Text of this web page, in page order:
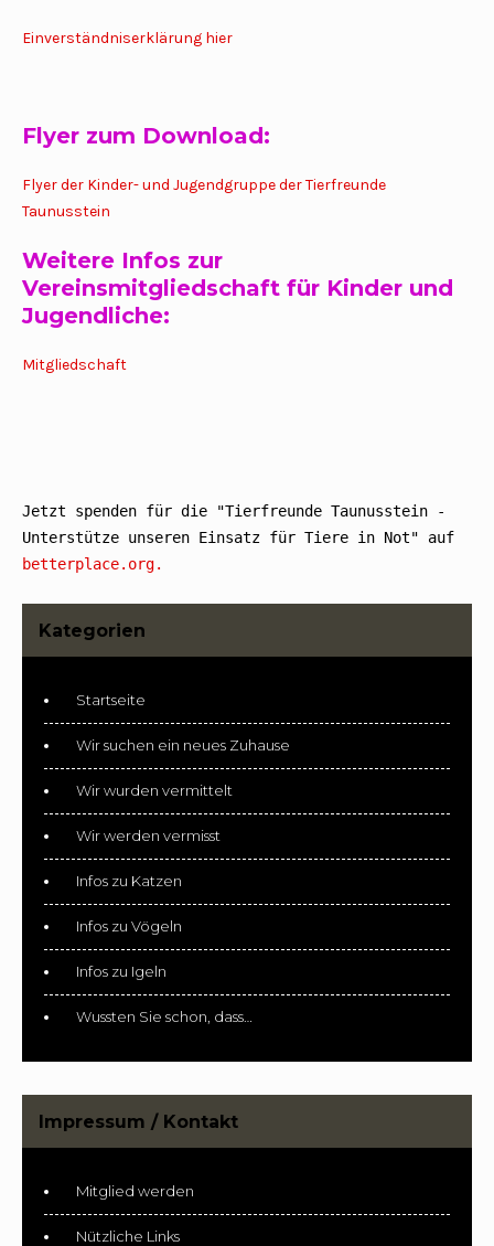
Einverständniserklärung hier
Flyer zum Download:
Flyer der Kinder- und Jugendgruppe der Tierfreunde
Taunusstein
Weitere Infos zur
Vereinsmitgliedschaft für Kinder und
Jugendliche:
Mitgliedschaft
Jetzt spenden für die "Tierfreunde Taunusstein -
betterplace.org.
Kategorien
Startseite
Wir suchen ein neues Zuhause
Wir wurden vermittelt
Wir werden vermisst
Infos zu Katzen
Infos zu Vögeln
Infos zu Igeln
Wussten Sie schon, dass…
Impressum / Kontakt
Mitglied werden
Nützliche Links